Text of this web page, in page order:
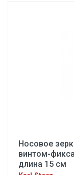
Носовое
винтом-
длина 15 см